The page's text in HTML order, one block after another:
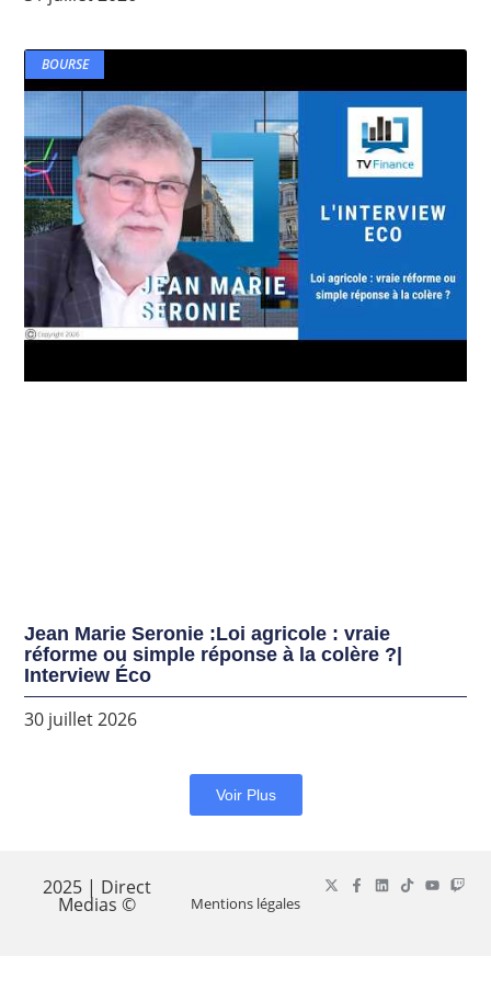
BOURSE
Jean Marie Seronie :Loi agricole : vraie
réforme ou simple réponse à la colère ?|
Interview Éco
30 juillet 2026
Voir Plus
2025 | Direct
Medias © Mentions légales